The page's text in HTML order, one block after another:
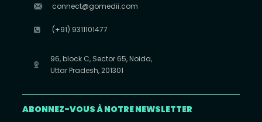
connect@gomedii.com
(+91) 9311101477
96, block C, Sector 65, Noida,
Uttar Pradesh, 201301
ABONNEZ-VOUS À NOTRE NEWSLETTER